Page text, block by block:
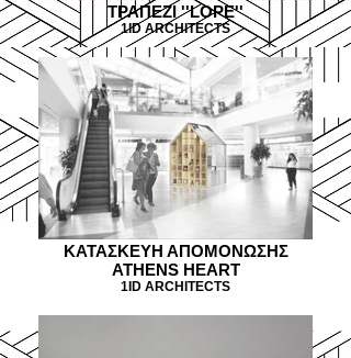
ΤΡΑΠΕΖΙ ''LOPE''
1ID ARCHITECTS
KATAΣΚΕΥΗ ΑΠΟΜΟΝΩΣΗΣ
ATHENS HEART
1ID ARCHITECTS